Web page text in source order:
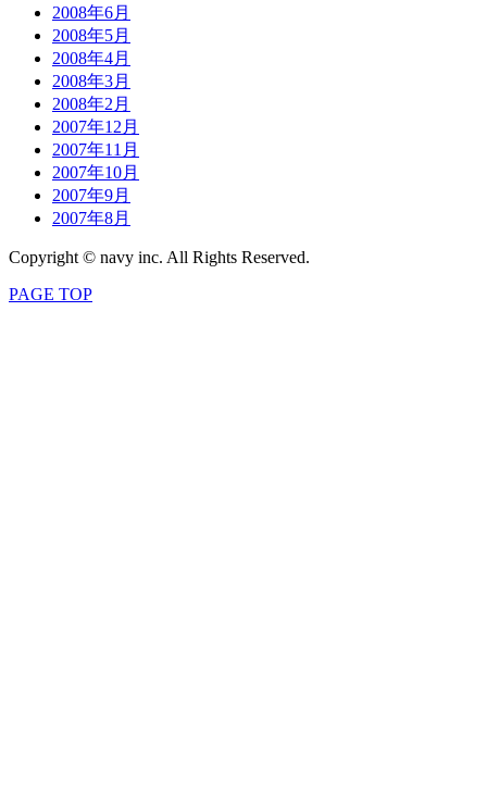
2008年6月
2008年5月
2008年4月
2008年3月
2008年2月
2007年12月
2007年11月
2007年10月
2007年9月
2007年8月
Copyright © navy inc. All Rights Reserved.
PAGE TOP